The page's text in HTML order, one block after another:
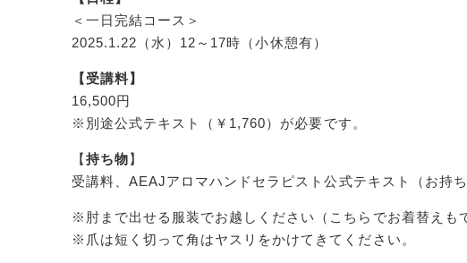
＜一日完結コース＞
2025.1.22（水）12～17時（小休憩有）
【受講料】
16,500円
※別途公式テキスト（￥1,760）が必要です。
【持ち物】
受講料、AEAJアロマハンドセラピスト公式テキスト（お持
※肘まで出せる服装でお越しください（こちらでお着替えも
※爪は短く切って角はヤスリをかけてきてください。